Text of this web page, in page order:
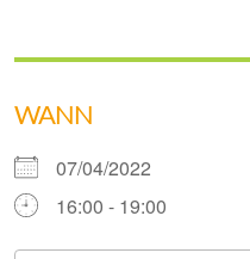
WANN
07/04/2022
16:00 - 19:00